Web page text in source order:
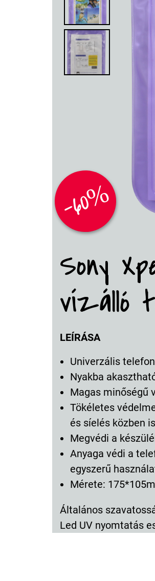
-60%
Sony
vízálló
LEÍRÁSA
Univerzális
Nyakba
Magas minőségű
Tökéletes
és síelés közben
Megvédi a
Anyaga védi a
egyszerű
Mérete:
Általános
Led UV nyomtatás